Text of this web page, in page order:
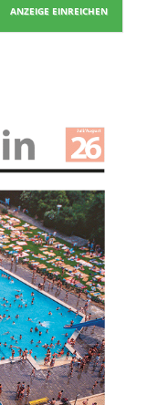
ANZEIGE EINREICHEN